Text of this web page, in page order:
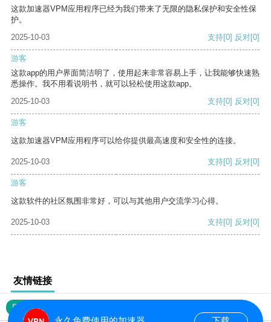
这款加速器VPM应用程序已经为我们带来了无限的隐私保护和安全性保
护。
2025-10-03
支持[0] 反对[0]
游客
这款app的用户界面简洁明了，使用起来非常容易上手，让我能够快速熟
悉操作。我不用看说明书，就可以轻松使用这款app。
2025-10-03
支持[0] 反对[0]
游客
这款加速器VPM应用程序可以给你提供最高速度和安全性的连接。
2025-10-03 支持[0] 反对[0]
游客
这款软件的社区氛围非常好，可以与其他用户交流学习心得。
2025-10-03 支持[0] 反对[0]
友情链接
网站地图